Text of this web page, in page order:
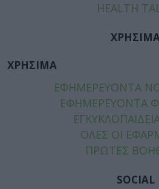
HEALTH
ΧΡΗΣΙΜΑ
ΕΦΗΜΕΡΕΥΟΝΤΑ
ΕΦΗΜΕΡΕΥΟΝΤΑ
ΟΛΕΣ ΟΙ
ΠΡΩΤΕΣ
SOCIAL